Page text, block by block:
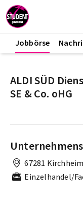
Jobbörse
ALDI SÜD
SE & Co. oHG
67281
Einzelhandel/